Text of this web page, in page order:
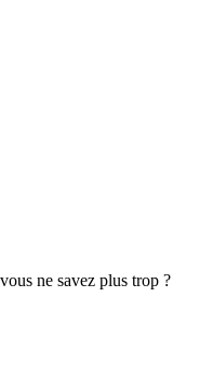
ne savez plus trop ?